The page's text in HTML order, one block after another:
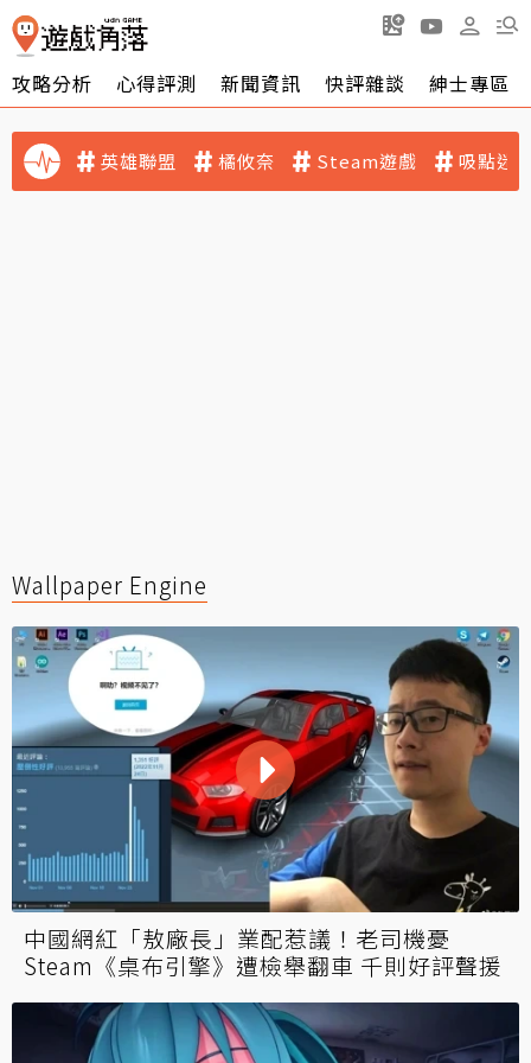
攻略分析 心得評測 新聞資訊 快評雜談 紳士專區
英雄聯盟 橘攸奈 Steam遊戲 吸點迷
Wallpaper Engine
中國網紅「敖廠長」業配惹議！老司機憂
Steam《桌布引擎》遭檢舉翻車 千則好評聲援